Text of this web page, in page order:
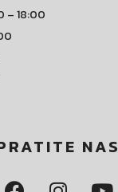
– 18:00
NAS